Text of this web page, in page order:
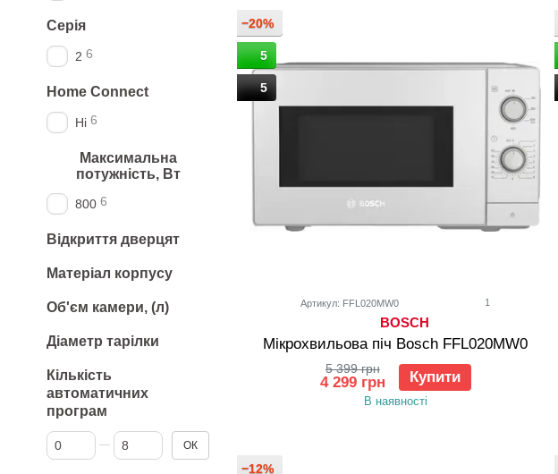
−20%
5
5
Артикул: FFL020MW0 1
BOSCH
Мікрохвильова піч Bosch FFL020MW0
5 399 грн
4 299 грн Купити
В наявності
−12%
Серія
2 6
Home Connect
Ні 6
Максимальна
потужність, Вт
800 6
Відкриття дверцят
Матеріал корпусу
Об'єм камери, (л)
Діаметр тарілки
Кількість
автоматичних
програм
Від Кількість автоматичних програм
До Кількість автоматичних програм
ОК